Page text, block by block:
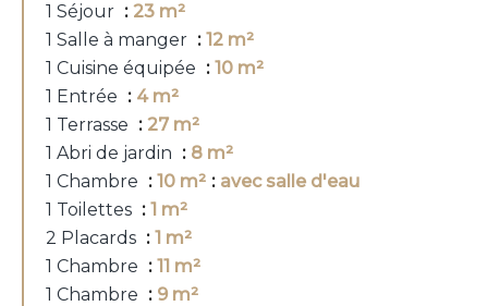
1 Séjour
23 m²
1 Salle à manger
12 m²
1 Cuisine équipée
10 m²
1 Entrée
4 m²
1 Terrasse
27 m²
1 Abri de jardin
8 m²
1 Chambre
10 m²
avec salle d'eau
1 Toilettes
1 m²
2 Placards
1 m²
1 Chambre
11 m²
1 Chambre
9 m²